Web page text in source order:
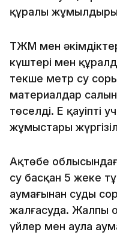
құралы
ТЖМ мен
күштері мен
текше метр су
материалдар
төселді. Ең қауіпті
жұмыстары
Ақтөбе
су басқан 5 жеке
аумағынан суды
жалғасуда. Жалпы
үйлер мен аула